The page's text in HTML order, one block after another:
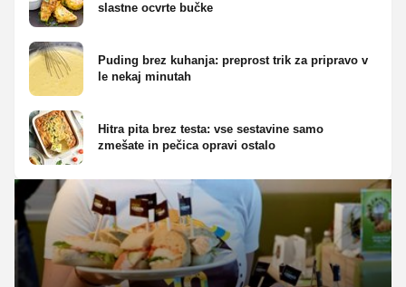
slastne ocvrte bučke
Puding brez kuhanja: preprost trik za pripravo v
le nekaj minutah
Hitra pita brez testa: vse sestavine samo
zmešate in pečica opravi ostalo